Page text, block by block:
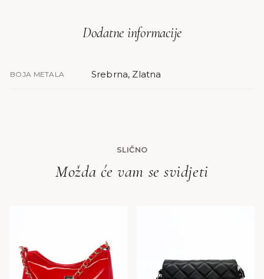
Dodatne informacije
BOJA METALA Srebrna, Zlatna
SLIČNO
Možda će vam se svidjeti